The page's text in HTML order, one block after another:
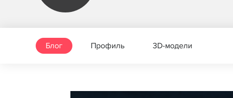
Блог Профиль 3D-модели